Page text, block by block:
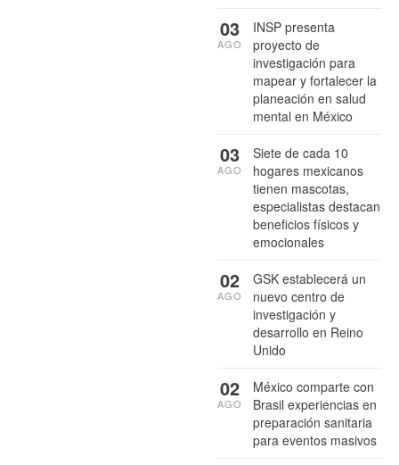
INSP presenta
proyecto de
investigación para
mapear y fortalecer la
planeación en salud
mental en México
03
AGO
Siete de cada 10
hogares mexicanos
tienen mascotas,
especialistas destacan
beneficios físicos y
emocionales
03
AGO
GSK establecerá un
nuevo centro de
investigación y
desarrollo en Reino
Unido
02
AGO
México comparte con
Brasil experiencias en
preparación sanitaria
para eventos masivos
02
AGO